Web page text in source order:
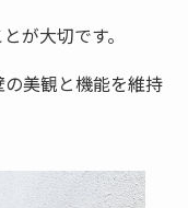
が大切です。
美観と機能を維持